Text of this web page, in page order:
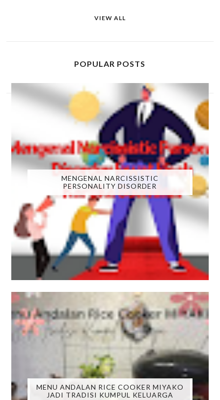
VIEW ALL
POPULAR POSTS
MENGENAL NARCISSISTIC
PERSONALITY DISORDER
MENU ANDALAN RICE COOKER MIYAKO
JADI TRADISI KUMPUL KELUARGA